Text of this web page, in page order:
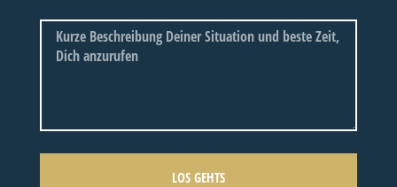
LOS GEHTS